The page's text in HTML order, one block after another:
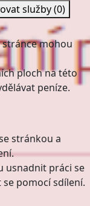
služby(0)
mohou
ploch na této
peníze.
stránkou a
usnadnit práci se
pomocí sdílení.